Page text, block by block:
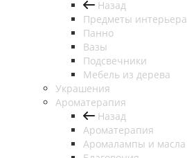
Назад
Предметы интерьера
Панно
Вазы
Подсвечники
Мебель из дерева
Украшения
Ароматерапия
Назад
Ароматерапия
Аромалампы и масла